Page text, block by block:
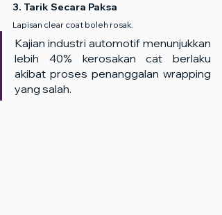
3. Tarik Secara Paksa
Lapisan clear coat boleh rosak.
Kajian industri automotif menunjukkan
lebih 40% kerosakan cat berlaku
akibat proses penanggalan wrapping
yang salah.